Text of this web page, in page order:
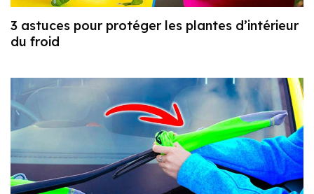
3 astuces pour protéger les plantes d’intérieur
du froid